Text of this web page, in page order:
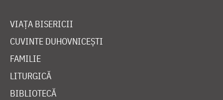
VIAȚA BISERICII
CUVINTE DUHOVNICEȘTI
FAMILIE
LITURGICĂ
BIBLIOTECĂ